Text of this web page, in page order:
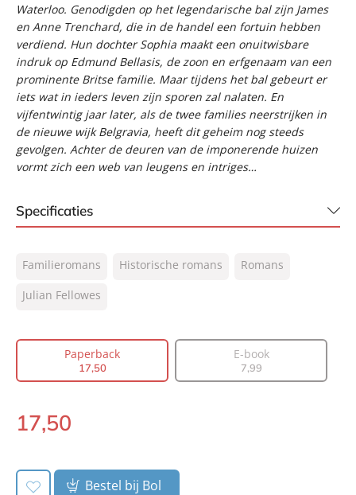
Waterloo. Genodigden op het legendarische bal zijn James
en Anne Trenchard, die in de handel een fortuin hebben
verdiend. Hun dochter Sophia maakt een onuitwisbare
indruk op Edmund Bellasis, de zoon en erfgenaam van een
prominente Britse familie. Maar tijdens het bal gebeurt er
iets wat in ieders leven zijn sporen zal nalaten. En
vijfentwintig jaar later, als de twee families neerstrijken in
de nieuwe wijk Belgravia, heeft dit geheim nog steeds
gevolgen. Achter de deuren van de imponerende huizen
vormt zich een web van leugens en intriges…
Specificaties
NUR:
302
Type:
Vertaler:
Edzard Krol
Aantal pagina's:
480
Verschijningsdatum:
Familieromans Historische romans
Romans
Julian Fellowes
Paperback
17,50
E-book
7,99
Paperback:
17,50
Bestel bij Bol